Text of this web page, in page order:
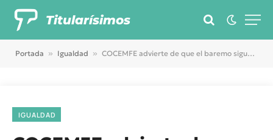
Titularísimos
Portada » Igualdad » COCEMFE advierte de que el baremo sigue generando valoraciones de discapacidad a la baja
IGUALDAD